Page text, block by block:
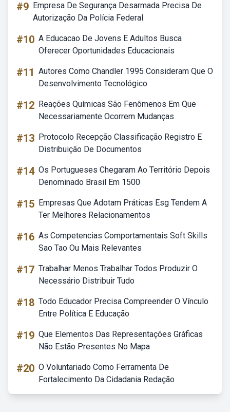
#9 Empresa De Segurança Desarmada Precisa De
Autorização Da Polícia Federal
#10 A Educacao De Jovens E Adultos Busca
Oferecer Oportunidades Educacionais
#11 Autores Como Chandler 1995 Consideram Que O
Desenvolvimento Tecnológico
#12 Reações Químicas São Fenômenos Em Que
Necessariamente Ocorrem Mudanças
#13 Protocolo Recepção Classificação Registro E
Distribuição De Documentos
#14 Os Portugueses Chegaram Ao Território Depois
Denominado Brasil Em 1500
#15 Empresas Que Adotam Práticas Esg Tendem A
Ter Melhores Relacionamentos
#16 As Competencias Comportamentais Soft Skills
Sao Tao Ou Mais Relevantes
#17 Trabalhar Menos Trabalhar Todos Produzir O
Necessário Distribuir Tudo
#18 Todo Educador Precisa Compreender O Vínculo
Entre Política E Educação
#19 Que Elementos Das Representações Gráficas
Não Estão Presentes No Mapa
#20 O Voluntariado Como Ferramenta De
Fortalecimento Da Cidadania Redação